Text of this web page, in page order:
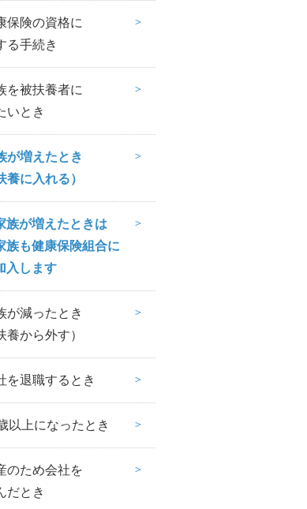
保険の資格に
る手続き
を被扶養者に
いとき
が増えたとき
養に入れる）
族が増えたときは
族も健康保険組合に
入します
が減ったとき
養から外す）
を退職するとき
以上になったとき
のため会社を
だとき